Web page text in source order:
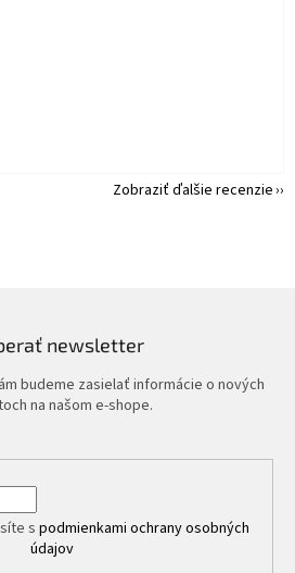
obchodu je 5 z 5 hviezdičiek.
Zobraziť ďalšie recenzie
newsletter
budeme zasielať informácie o nových
na našom e-shope.
s podmienkami ochrany osobných
údajov